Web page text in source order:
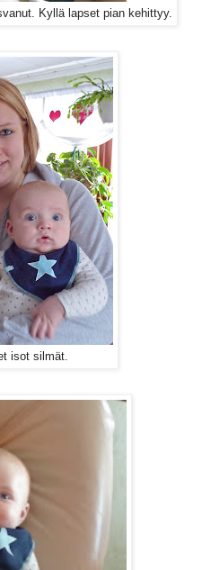
Kyllä lapset pian kehittyy.
isot silmät.